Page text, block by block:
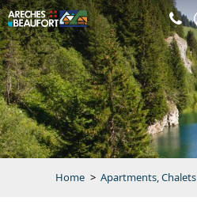
Home > Apartments, Chalets